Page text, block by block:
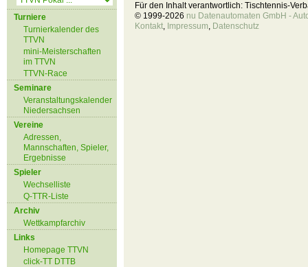
Turniere
Turnierkalender des
TTVN
mini-Meisterschaften
im TTVN
TTVN-Race
Seminare
Veranstaltungskalender
Niedersachsen
Vereine
Adressen,
Mannschaften, Spieler,
Ergebnisse
Spieler
Wechselliste
Q-TTR-Liste
Archiv
Wettkampfarchiv
Links
Homepage TTVN
click-TT DTTB
Für den Inhalt verantwortlich: Tischtennis-
© 1999-2026 nu Datenautomaten GmbH -
Kontakt, Impressum, Datenschutz